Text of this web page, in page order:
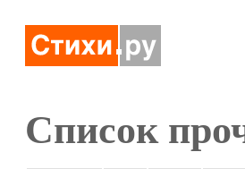
Список